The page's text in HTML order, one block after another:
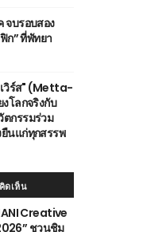
จบรอบสอง
ก” ที่พัทยา
วิร์ส" (Metta-
โลกจริงกับ
ตกรรมร่วม
นแก่ทุกสรรพ
ดเห็น
Creative
ชวนชิม